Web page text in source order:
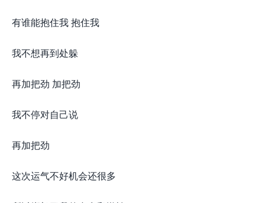
有谁能抱住我 抱住我
我不想再到处躲
再加把劲 加把劲
我不停对自己说
再加把劲
这次运气不好机会还很多